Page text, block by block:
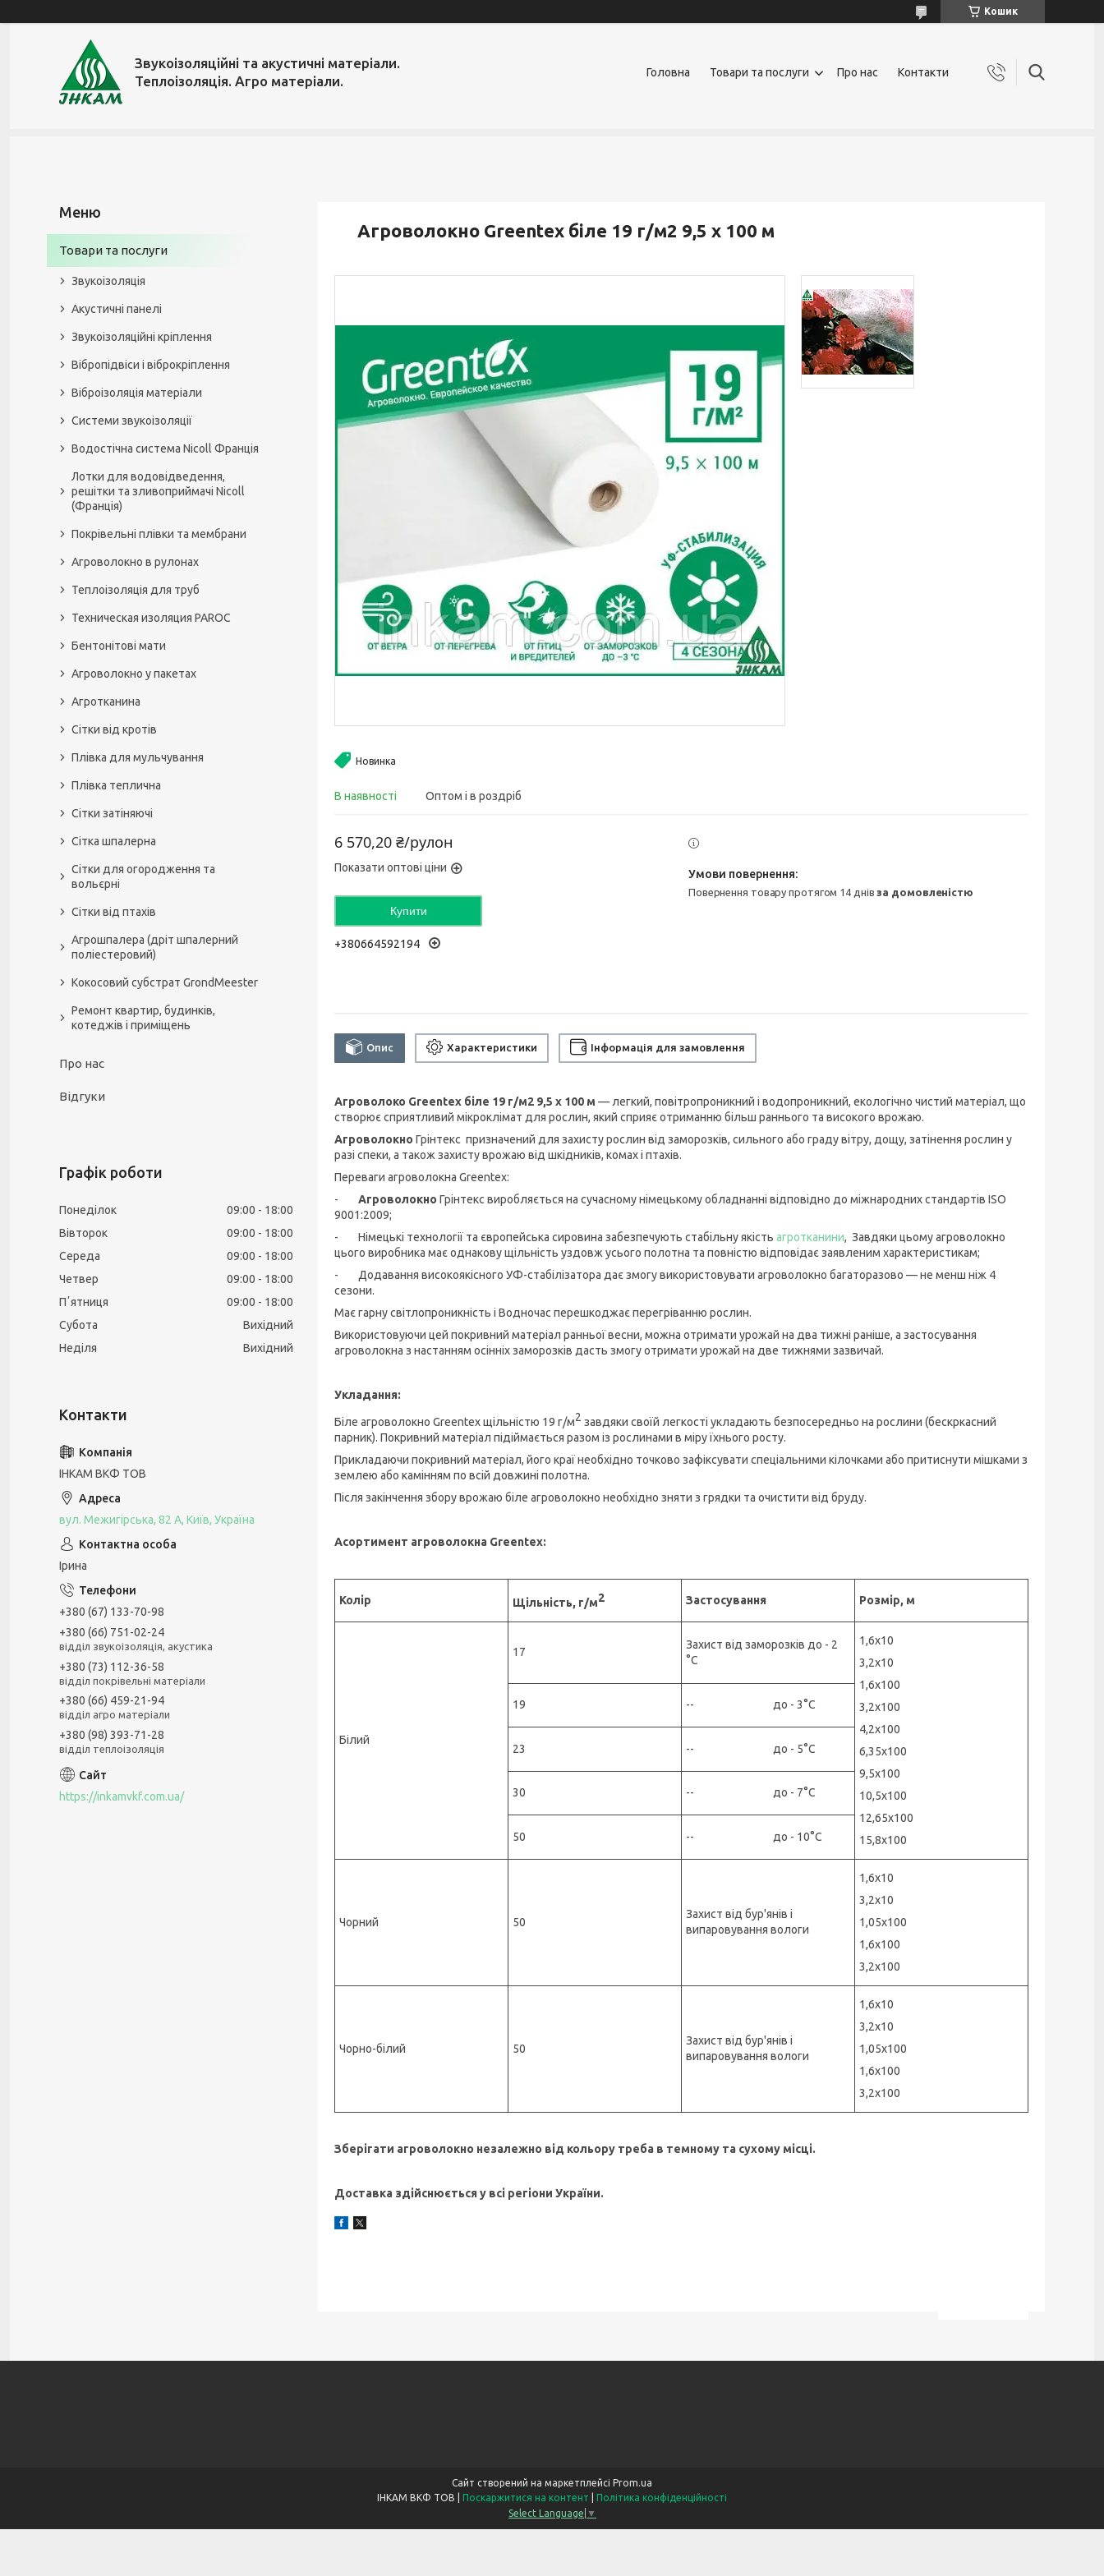
Кошик
Звукоізоляційні та акустичні матеріали.
Теплоізоляція. Агро матеріали.
Головна Товари та послуги Про нас Контакти
Агроволокно Greentex біле 19 г/м2 9,5 х 100 м
Новинка
В наявності Оптом і в роздріб
6 570,20 ₴/рулон
Показати оптові ціни
Купити
+380664592194
повернення товару протягом 14 днівза домовленістю
Опис Характеристики Інформація для замовлення
Агроволоко Greentex біле 19 г/м2 9,5 х 100 м — легкий, повітропроникний і водопроникний, екологічно чистий матеріал, що
створює сприятливий мікроклімат для рослин, який сприяє отриманню більш раннього та високого врожаю.
Агроволокно Грінтекс призначений для захисту рослин від заморозків, сильного або граду вітру, дощу, затінення рослин у
разі спеки, а також захисту врожаю від шкідників, комах і птахів.
Переваги агроволокна Greentex:
- Агроволокно Грінтекс виробляється на сучасному німецькому обладнанні відповідно до міжнародних стандартів ISO
9001:2009;
- Німецькі технології та європейська сировина забезпечують стабільну якість агротканини, Завдяки цьому агроволокно
цього виробника має однакову щільність уздовж усього полотна та повністю відповідає заявленим характеристикам;
- Додавання високоякісного УФ-стабілізатора дає змогу використовувати агроволокно багаторазово — не менш ніж 4
сезони.
Має гарну світлопроникність і Водночас перешкоджає перегріванню рослин.
Використовуючи цей покривний матеріал ранньої весни, можна отримати урожай на два тижні раніше, а застосування
агроволокна з настанням осінніх заморозків дасть змогу отримати урожай на две тижнями зазвичай.
Укладання:
Біле агроволокно Greentex щільністю 19 г/м2 завдяки своїй легкості укладають безпосередньо на рослини (бескркасний
парник). Покривний матеріал підіймається разом із рослинами в міру їхнього росту.
Прикладаючи покривний матеріал, його краї необхідно точково зафіксувати спеціальними кілочками або притиснути мішками з
землею або камінням по всій довжині полотна.
Після закінчення збору врожаю біле агроволокно необхідно зняти з грядки та очистити від бруду.
Асортимент агроволокна Greentex:
Колір Щільність, г/м2 Застосування Розмір, м
Білий
17
Захист від заморозків до - 2
°C
1,6х10
3,2х10
1,6х100
3,2х100
4,2х100
6,35х100
9,5х100
10,5х100
12,65х100
15,8х100
19 -- до - 3°С
23 -- до - 5°С
30 -- до - 7°С
50 -- до - 10°С
Чорний 50
Захист від бур'янів і
випаровування вологи
1,6х10
3,2х10
1,05х100
1,6х100
3,2х100
Чорно-білий 50
Захист від бур'янів і
випаровування вологи
1,6х10
3,2х10
1,05х100
1,6х100
3,2х100
Зберігати агроволокно незалежно від кольору треба в темному та сухому місці.
Доставка здійснюється у всі регіони України.
Товари та послуги
Звукоізоляція
Акустичні панелі
Звукоізоляційні кріплення
Вібропідвіси і віброкріплення
Віброізоляція матеріали
Системи звукоізоляції
Водостічна система Nicoll Франція
Лотки для водовідведення,
решітки та зливоприймачі Nicoll
(Франція)
Покрівельні плівки та мембрани
Агроволокно в рулонах
Теплоізоляція для труб
Техническая изоляция PAROC
Бентонітові мати
Агроволокно у пакетах
Агротканина
Сітки від кротів
Плівка для мульчування
Плівка теплична
Сітки затіняючі
Сітка шпалерна
Сітки для огородження та
вольєрні
Сітки від птахів
Агрошпалера (дріт шпалерний
поліестеровий)
Кокосовий субстрат GrondMeester
Ремонт квартир, будинків,
котеджів і приміщень
Про нас
Відгуки
Графік роботи
Понеділок 09:00
18:00
Вівторок
09:00
18:00
Середа
09:00
18:00
Четвер
09:00
18:00
Пʼятниця
09:00
18:00
Субота
Вихідний
Неділя
Вихідний
ІНКАМ ВКФ ТОВ
вул. Межигірська, 82 А, Київ, Україна
Ірина
+380 (67) 133-70-98
+380 (66) 751-02-24
відділ звукоізоляція, акустика
+380 (73) 112-36-58
відділ покрівельні матеріали
+380 (66) 459-21-94
відділ агро матеріали
+380 (98) 393-71-28
відділ теплоізоляція
https://inkamvkf.com.ua/
Сайт створений на маркетплейсі Prom.ua
Поскаржитися на контент
Політика конфіденційності
Select Language ▼